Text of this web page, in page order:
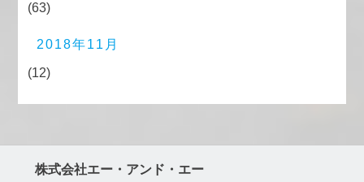
(63)
2018年11月
(12)
株式会社エー・アンド・エー